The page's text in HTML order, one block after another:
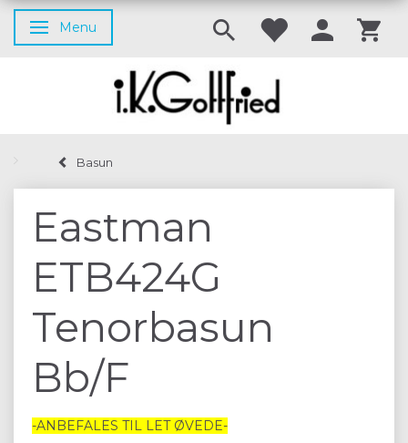
Skifte navigation
Menu
Basun
Eastman
ETB424G
Tenorbasun
Bb/F
-ANBEFALES TIL LET ØVEDE-